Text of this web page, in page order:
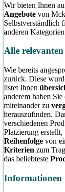
Wir bieten Ihnen
Angebote von
Selbstverständlich
anderen
Alle
Wie bereits
zurück. Diese
listet Ihnen
anderem haben Sie
miteinander zu
herauszufinden.
verschiedenen
Platzierung
Reihenfolge von
Kriterien zum
das beliebteste
Informationen